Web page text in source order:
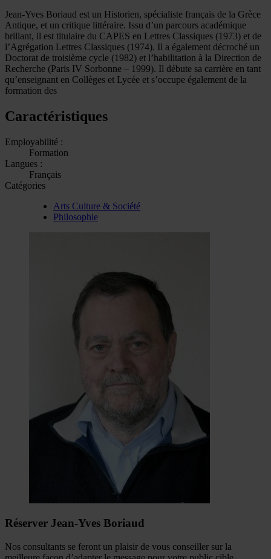
Jean-Yves Boriaud est un Historien, spécialiste français de la Grèce
Antique, et un critique littéraire. Issu d’un parcours académique
brillant, il est titulaire du CAPES en Lettres Classiques (1973) et de
l’Agrégation Lettres Classiques (1974). Il a également décroché un
Doctorat de troisième cycle (1982) et l’habilitation à la Direction de
Recherche (Paris IV Sorbonne – 1999). Il débute sa carrière en tant
qu’enseignant en Collèges et Lycée et s’occupe également de la
formation des
Caractéristiques
Employabilité :
Formation
Langues :
Français
Catégories
Arts Culture & Société
Philosophie
Réserver Jean-Yves Boriaud
Nos consultants se feront un plaisir de vous conseiller sur la